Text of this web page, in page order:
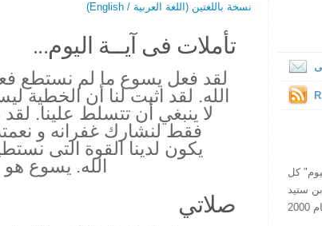
نسخة باللغتين (اللغة العربية / English)
تأملات فى آيــة اليوم...
لقد فعل يسوع ما لم نستطع
الله. لقد اثبت لنا أن الخطية
لا ينبغي أن تتسلط علينا.
فقط لنشارك غفرانه و
يكون لدينا القوة التى
الله. يسوع هو
صلاتي
اليوم" كل
1998 بواسطة بن ستيد